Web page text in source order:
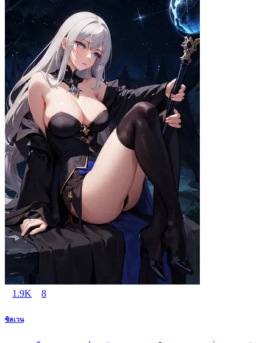
1.9K 8
ซิลเวน